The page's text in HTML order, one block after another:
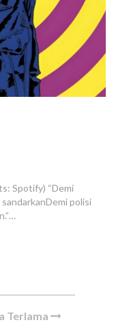
Spotify) “Demi
polisi
Terlama